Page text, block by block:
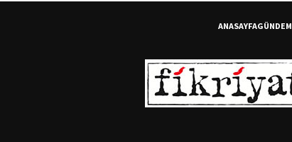
ANASAYFAGÜNDEM